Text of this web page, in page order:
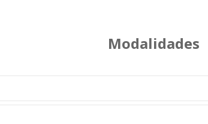
Modalidades